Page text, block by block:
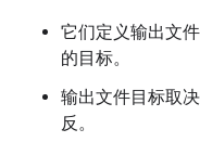
它们定义输出文
的目标。
输出文件目标取
反。